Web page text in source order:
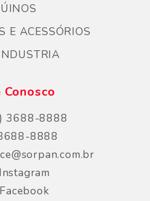
E ACESSÓRIOS
Conosco
3688-8888
8888
Instagram
Facebook